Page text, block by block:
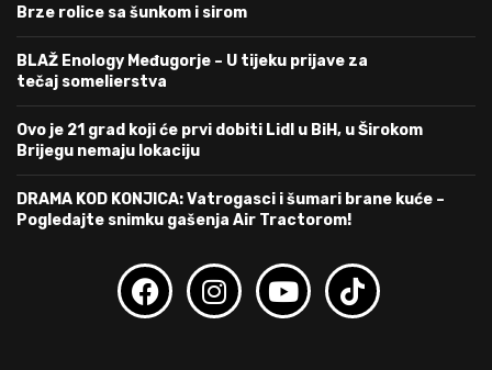
Brze rolice sa šunkom i sirom
BLAŽ Enology Međugorje – U tijeku prijave za
tečaj somelierstva
Ovo je 21 grad koji će prvi dobiti Lidl u BiH, u Širokom
Brijegu nemaju lokaciju
DRAMA KOD KONJICA: Vatrogasci i šumari brane kuće –
Pogledajte snimku gašenja Air Tractorom!